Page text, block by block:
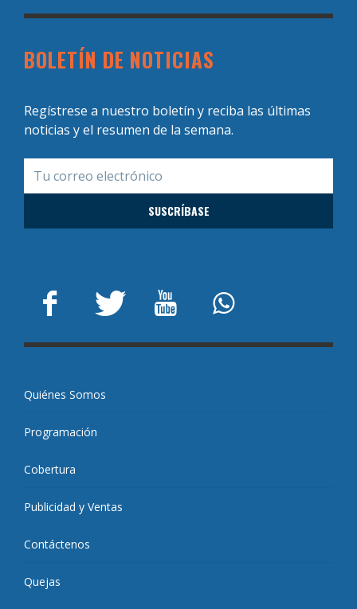
BOLETÍN DE NOTICIAS
Regístrese a nuestro boletín y reciba las últimas
noticias y el resumen de la semana.
Quiénes Somos
Programación
Cobertura
Publicidad y Ventas
Contáctenos
Quejas